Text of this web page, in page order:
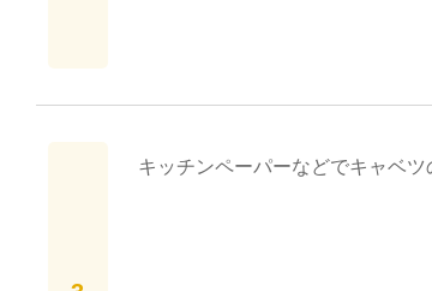
キッチンペーパーなどでキャベツ